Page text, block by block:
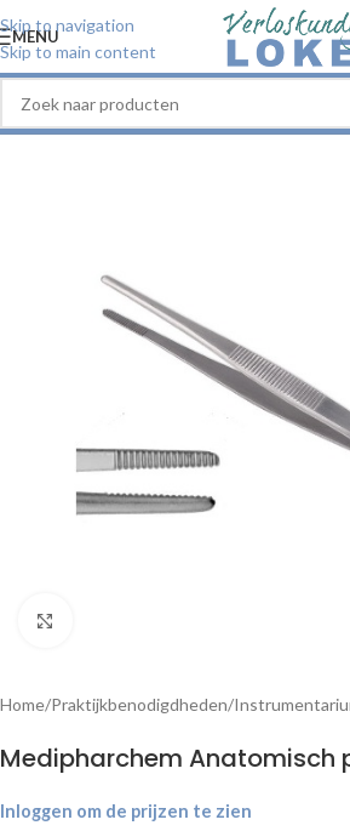
Skip to navigation
Skip to main content
MENU
Home Praktijkbenodigdheden
Medipharchem Anatomisch
Inloggen om de prijzen te zien